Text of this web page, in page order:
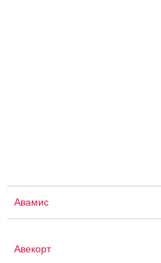
Авамис
Авекорт